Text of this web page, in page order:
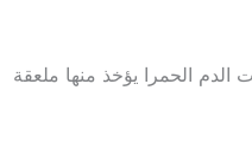
الدم الحمرا يؤخذ منها ملعقة